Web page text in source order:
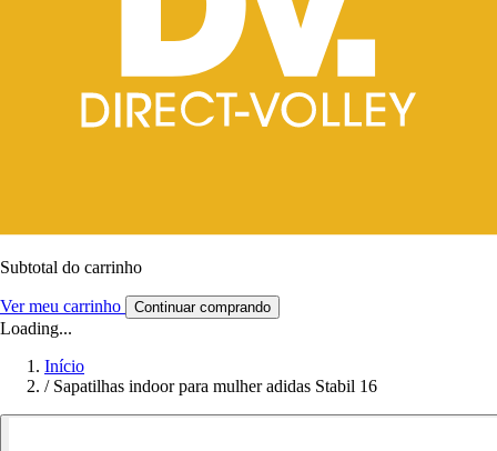
Subtotal do carrinho
Ver meu carrinho Continuar comprando
Loading...
Início
/ Sapatilhas indoor para mulher adidas Stabil 16